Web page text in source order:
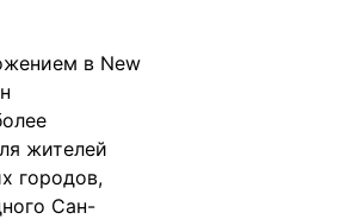
в New
жителей
городов,
Сан-